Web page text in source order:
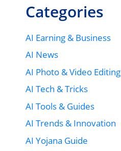
Categories
AI Earning & Business
AI News
AI Photo & Video Editing
AI Tech & Tricks
AI Tools & Guides
AI Trends & Innovation
AI Yojana Guide